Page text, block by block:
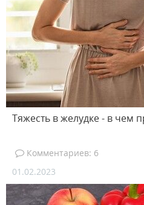
Тяжесть в желудке - в чем
Комментариев: 6
01.02.2023